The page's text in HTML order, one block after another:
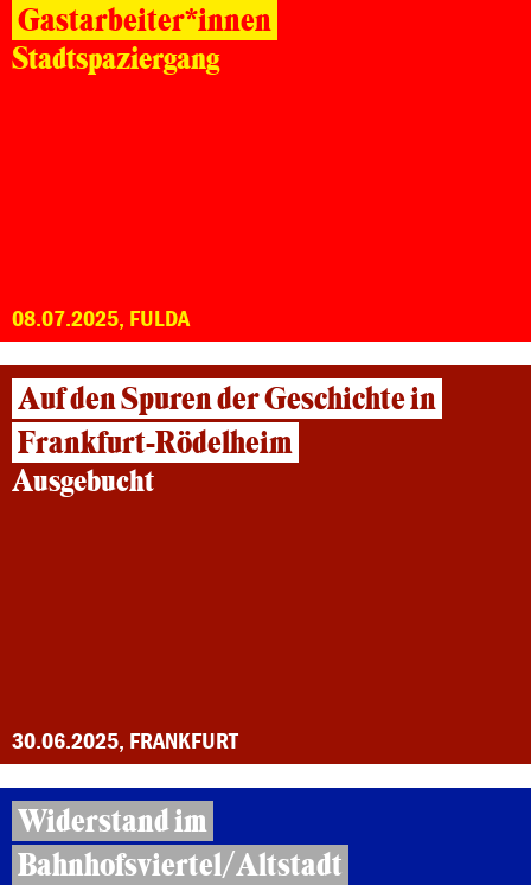
Gastarbeiter*innen
Stadtspaziergang
08.07.2025, FULDA
Auf den Spuren der Geschichte in
Frankfurt-Rödelheim
Ausgebucht
30.06.2025, FRANKFURT
Widerstand im
Bahnhofsviertel/Altstadt